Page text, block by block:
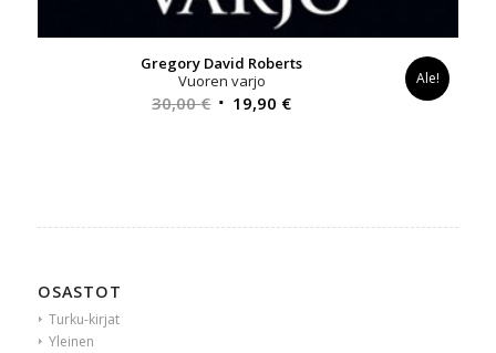
Gregory David Roberts
Vuoren varjo
30,00€ Alkuperäinen
19,90 €Nykyinen
Ale!
OSASTOT
Turku-kirjat
Yleinen